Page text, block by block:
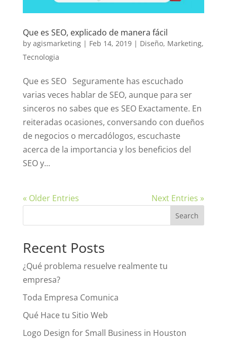
Que es SEO, explicado de manera fácil
by agismarketing| Feb 14, 2019| Diseño, Marketing,
Tecnologia
Que es SEO Seguramente has escuchado
varias veces hablar de SEO, aunque para ser
sinceros no sabes que es SEO Exactamente. En
reiteradas ocasiones, conversando con dueños
de negocios o mercadólogos, escuchaste
acerca de la importancia y los beneficios del
SEO y...
« Older Entries Next Entries »
Recent Posts
¿Qué problema resuelve realmente tu
empresa?
Toda Empresa Comunica
Qué Hace tu Sitio Web
Logo Design for Small Business in Houston